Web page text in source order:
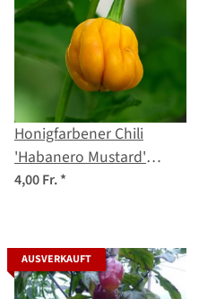
Honigfarbener Chili
'Habanero Mustard'
(Capsicum chinense)
4,00 Fr.*
AUSVERKAUFT